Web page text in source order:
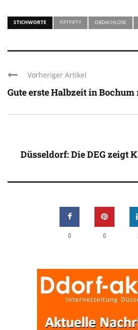
STICHWORTE FIFTFIFTY OBDACHLOSE
Vorheriger Artikel
Gute erste Halbzeit in Bochum
Düsseldorf: Die DEG zeigt
0 0